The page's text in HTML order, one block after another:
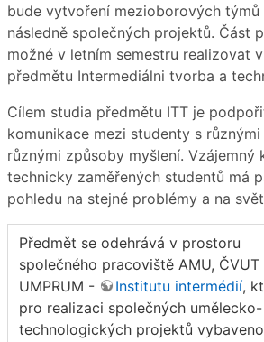
bude vytvoření mezioborových
následně společných projektů. Část
možné v letním semestru realizovat
předmětu Intermediálni tvorba a
Cílem studia předmětu ITT je
komunikace mezi studenty s různými
různými způsoby myšlení. Vzájemný
technicky zaměřených studentů má
pohledu na stejné problémy a na
Předmět se odehrává v prostoru
společného pracoviště AMU, ČVUT
UMPRUM -
Institutu intermédií,
pro realizaci společných umělecko-
technologických projektů